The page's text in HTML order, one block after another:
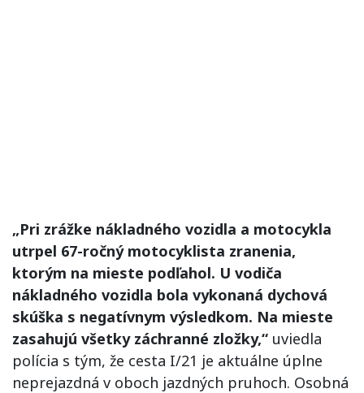
„Pri zrážke nákladného vozidla a motocykla
utrpel 67-ročný motocyklista zranenia,
ktorým na mieste podľahol. U vodiča
nákladného vozidla bola vykonaná dychová
skúška s negatívnym výsledkom. Na mieste
zasahujú všetky záchranné zložky,“ uviedla
polícia s tým, že cesta I/21 je aktuálne úplne
neprejazdná v oboch jazdných pruhoch. Osobná